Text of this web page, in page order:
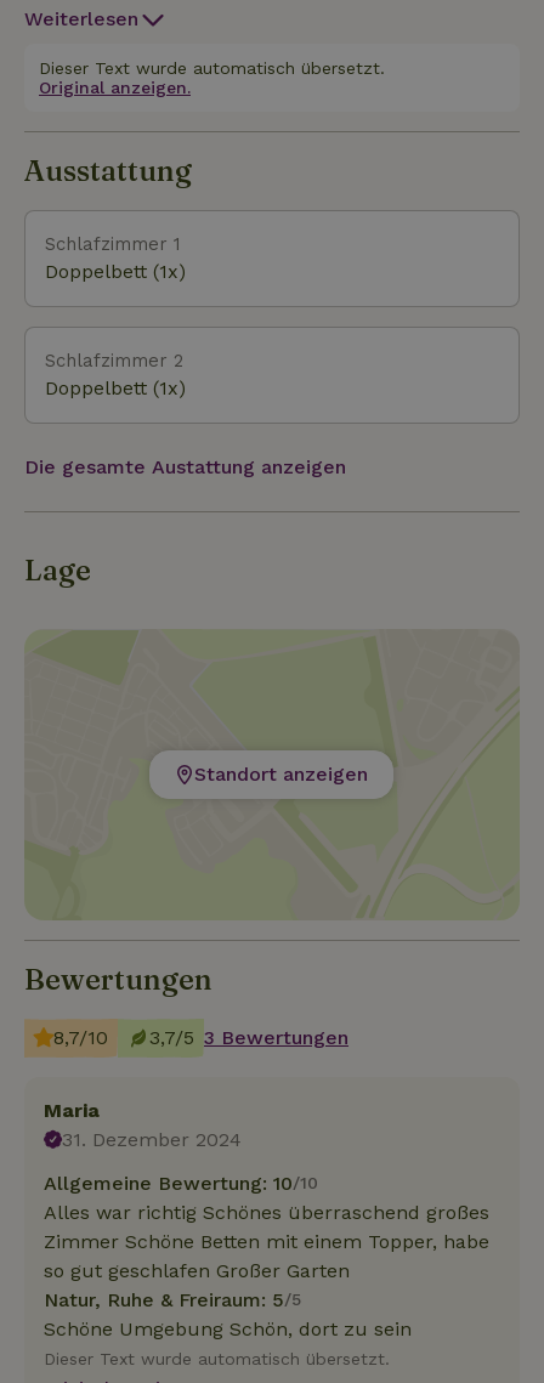
sind vom Loft aus zu Fuß zu erreichen. Hier findest
du Geschäfte für deine täglichen Einkäufe. 7 Tage in
der Woche geöffnet.
die schönen Terrassen genießen. In Eemnes kannst
Blaricum und Laren gibt es viele Lokale, in denen
du es dir gut gehen lassen kannst. Wenn du den
Trubel bevorzugst, kannst du Hilversum,
Amsterdam oder Utrecht leicht erreichen.
Weiterlesen
Dieser Text wurde automatisch übersetzt.
Original anzeigen.
Ausstattung
Schlafzimmer 1
Doppelbett (1x)
Schlafzimmer 2
Doppelbett (1x)
Die gesamte Austattung anzeigen
Lage
Standort anzeigen
Bewertungen
8,7/10 3,7/5 3 Bewertungen
Maria
31. Dezember 2024
Allgemeine Bewertung: 10/10
Alles war richtig Schönes überraschend großes
Zimmer Schöne Betten mit einem Topper, habe
so gut geschlafen Großer Garten
Natur, Ruhe & Freiraum: 5/5
Schöne Umgebung Schön, dort zu sein
Dieser Text wurde automatisch übersetzt.